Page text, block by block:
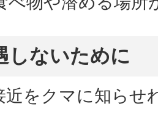
しないために
近をクマに知らせ